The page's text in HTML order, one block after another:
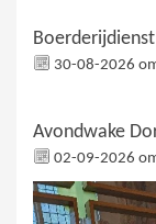
30-08-2026
Avondwake
02-09-2026